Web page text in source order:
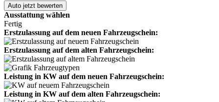
Ausstattung wählen
Fertig
Erstzulassung auf dem neuen Fahrzeugschein:
Erstzulassung auf dem alten Fahrzeugschein:
Leistung in KW auf dem neuen Fahrzeugschein:
Leistung in KW auf dem alten Fahrzeugschein: